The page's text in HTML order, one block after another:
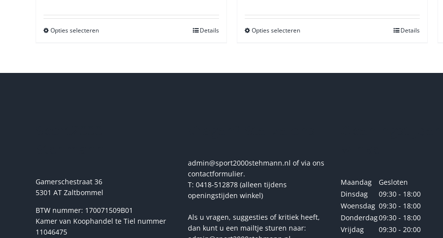
Opties selecterenDit
variaties.
Details Opties selecterenDit
variaties.
productpagina
Details
Gamerschestraat 36
5301 AT Zaltbommel
BTW nummer: 170071509B01
Kamer van Koophandel te Tiel nummer
11046475
admin@sport2000stehmann.nl of via ons
contactformulier.
T: 0418-512878 (alleen tijdens
openingstijden winkel)
Als u vragen, suggesties of kritiek heeft,
dan kunt u een mailtje sturen naar:
Maandag
Gesloten
Dinsdag
09:30 - 18:00
Woensdag 09:30 - 18:00
Donderdag09:30 - 18:00
Vrijdag
09:30 - 20:00